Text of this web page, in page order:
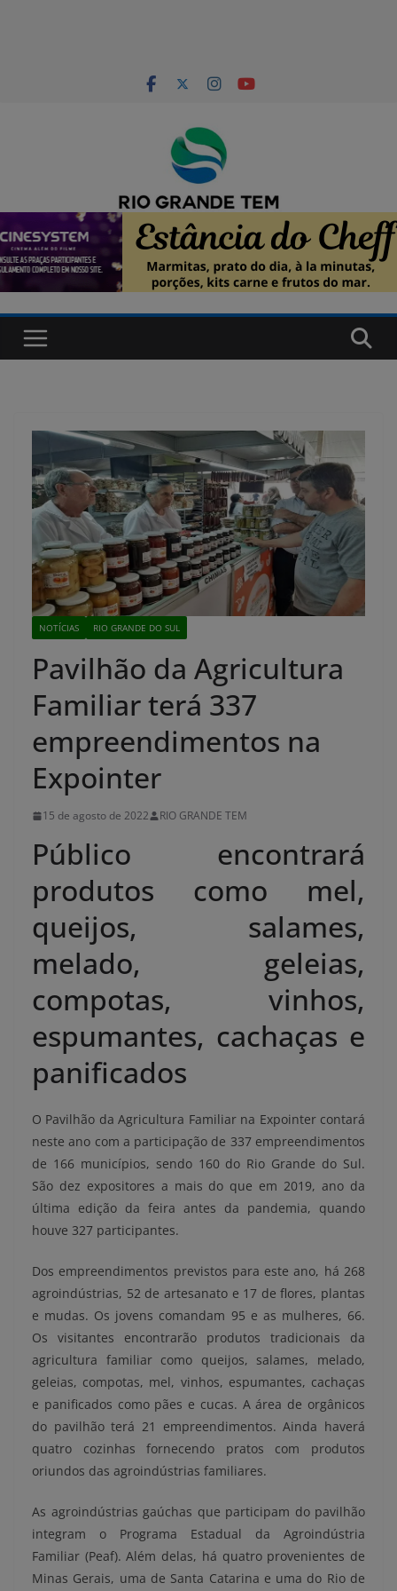
NOTÍCIAS RIO GRANDE DO SUL
Pavilhão da Agricultura
Familiar terá 337
empreendimentos na
Expointer
15 de agosto de 2022 RIO GRANDE TEM
Público encontrará
produtos como mel,
queijos, salames,
melado, geleias,
compotas, vinhos,
espumantes, cachaças e
panificados
O Pavilhão da Agricultura Familiar na Expointer contará
neste ano com a participação de 337 empreendimentos
de 166 municípios, sendo 160 do Rio Grande do Sul.
São dez expositores a mais do que em 2019, ano da
última edição da feira antes da pandemia, quando
houve 327 participantes.
Dos empreendimentos previstos para este ano, há 268
agroindústrias, 52 de artesanato e 17 de flores, plantas
e mudas. Os jovens comandam 95 e as mulheres, 66.
Os visitantes encontrarão produtos tradicionais da
agricultura familiar como queijos, salames, melado,
geleias, compotas, mel, vinhos, espumantes, cachaças
e panificados como pães e cucas. A área de orgânicos
do pavilhão terá 21 empreendimentos. Ainda haverá
quatro cozinhas fornecendo pratos com produtos
oriundos das agroindústrias familiares.
As agroindústrias gaúchas que participam do pavilhão
integram o Programa Estadual da Agroindústria
Familiar (Peaf). Além delas, há quatro provenientes de
Minas Gerais, uma de Santa Catarina e uma do Rio de